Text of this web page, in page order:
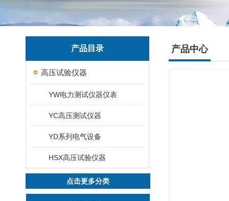
产品目录
高压试验仪器
YW电力测试仪器仪表
YC高压测试仪器
YD系列电气设备
HSX高压试验仪器
点击更多分类
产品中心